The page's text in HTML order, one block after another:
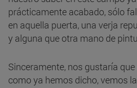
prácticamente acabado, sólo
en aquella puerta, una verja
y alguna que otra mano de
Sinceramente, nos gustaría
como ya hemos dicho, vemos